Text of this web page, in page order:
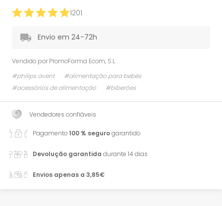
1201
Envio em 24-72h
Vendido por PromoFarma Ecom, S.L.
#philips avent
#alimentação para bebés
#acessórios de alimentação
#biberões
Vendedores confiáveis
Pagamento100 % segurogarantido
Devolução garantida durante 14 dias
Envios apenas a 3,85€